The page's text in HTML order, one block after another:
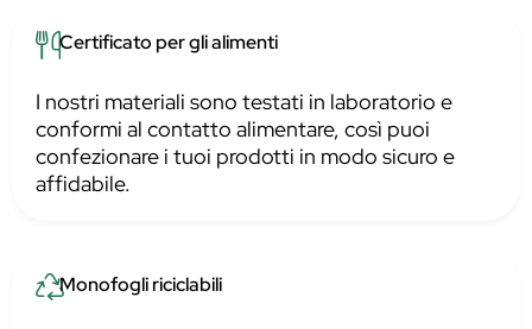
Certificato per gli alimenti
I nostri materiali sono testati in laboratorio e
conformi al contatto alimentare, così puoi
confezionare i tuoi prodotti in modo sicuro e
affidabile.
Monofogli riciclabili